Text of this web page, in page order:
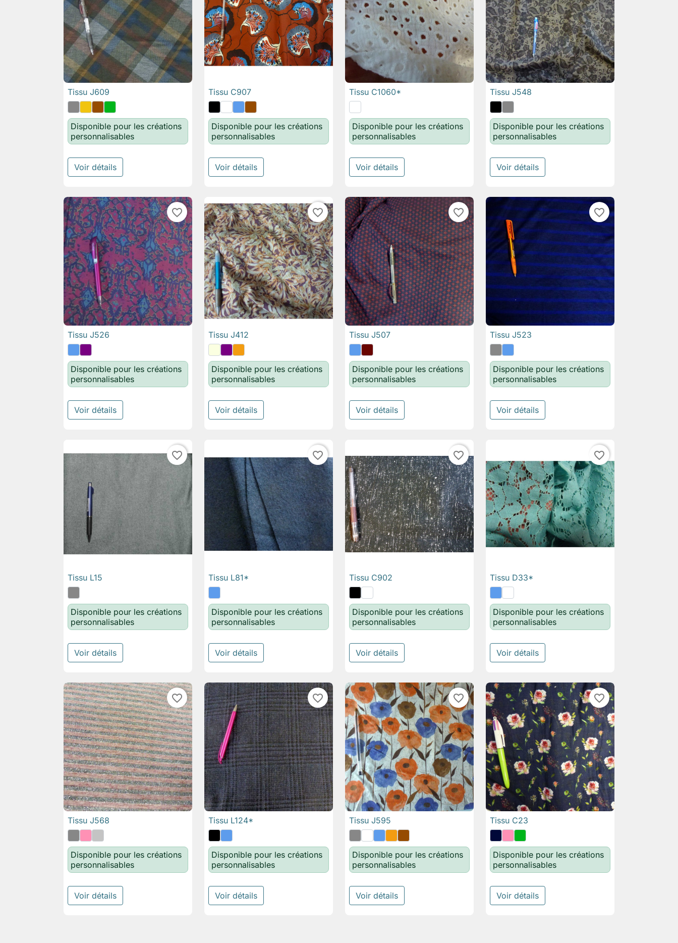
 Aperçu rapide
Tissu J609
Disponible pour les créations
personnalisables
Voir détails
 Aperçu rapide
Tissu C907
Disponible pour les créations
personnalisables
Voir détails
 Aperçu rapide
Tissu C1060*
Disponible pour les créations
personnalisables
Voir détails
 Aperçu rapide
Tissu J548
Disponible pour les créations
personnalisables
Voir détails
favorite_border
 Aperçu rapide
Tissu J526
Disponible pour les créations
personnalisables
Voir détails
favorite_border
 Aperçu rapide
Tissu J412
Disponible pour les créations
personnalisables
Voir détails
favorite_border

Tissu J507
Disponible pour les créations
personnalisables
Voir détails
favorite_border
 Aperçu rapide
Tissu J523
Disponible pour les créations
personnalisables
Voir détails
favorite_border

Tissu L15
Disponible pour les créations
personnalisables
Voir détails
favorite_border
 Aperçu rapide
Tissu L81*
Disponible pour les créations
personnalisables
Voir détails
favorite_border
 Aperçu rapide
Tissu C902
Disponible pour les créations
personnalisables
Voir détails
favorite_border
 Aperçu rapide
Tissu D33*
Disponible pour les créations
personnalisables
Voir détails
favorite_border
 Aperçu rapide
Tissu J568
Disponible pour les créations
personnalisables
Voir détails
favorite_border
 Aperçu rapide
Tissu L124*
Disponible pour les créations
personnalisables
Voir détails
favorite_border
 Aperçu rapide
Tissu J595
Disponible pour les créations
personnalisables
Voir détails
favorite_border

Tissu C23
Disponible pour les créations
personnalisables
Voir détails